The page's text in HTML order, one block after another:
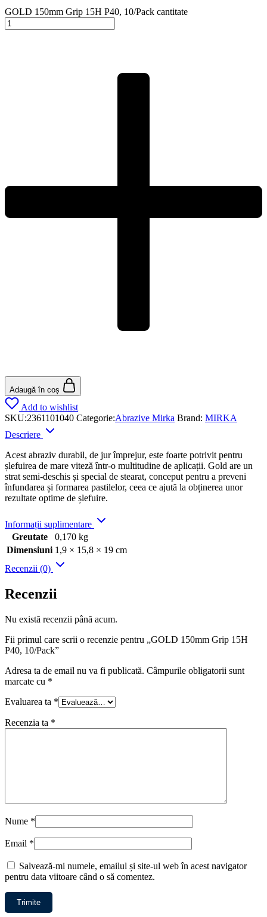
GOLD 150mm Grip 15H P40, 10/Pack cantitate
Adaugă în coș
Add to wishlist
SKU:2361101040 Categorie:Abrazive Mirka Brand: MIRKA
Descriere
Acest abraziv durabil, de jur împrejur, este foarte potrivit pentru
șlefuirea de mare viteză într-o multitudine de aplicații. Gold are un
strat semi-deschis și special de stearat, conceput pentru a preveni
înfundarea și formarea pastilelor, ceea ce ajută la obținerea unor
rezultate optime de șlefuire.
Informații suplimentare
Greutate
0,170 kg
Dimensiuni 1,9 × 15,8 × 19 cm
Recenzii (0)
Recenzii
Nu există recenzii până acum.
Fii primul care scrii o recenzie pentru „GOLD 150mm Grip 15H
P40, 10/Pack”
Adresa ta de email nu va fi publicată. Câmpurile obligatorii sunt
marcate cu *
Evaluarea ta *
Recenzia ta *
Nume *
Email *
Salvează-mi numele, emailul și site-ul web în acest navigator
pentru data viitoare când o să comentez.